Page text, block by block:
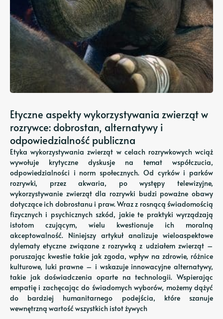
Etyczne aspekty wykorzystywania zwierząt w
rozrywce: dobrostan, alternatywy i
odpowiedzialność publiczna
Etyka wykorzystywania zwierząt w celach rozrywkowych wciąż
wywołuje krytyczne dyskusje na temat współczucia,
odpowiedzialności i norm społecznych. Od cyrków i parków
rozrywki, przez akwaria, po występy telewizyjne,
wykorzystywanie zwierząt dla rozrywki budzi poważne obawy
dotyczące ich dobrostanu i praw. Wraz z rosnącą świadomością
fizycznych i psychicznych szkód, jakie te praktyki wyrządzają
istotom czującym, wielu kwestionuje ich moralną
akceptowalność. Niniejszy artykuł analizuje wieloaspektowe
dylematy etyczne związane z rozrywką z udziałem zwierząt –
poruszając kwestie takie jak zgoda, wpływ na zdrowie, różnice
kulturowe, luki prawne – i wskazuje innowacyjne alternatywy,
takie jak doświadczenia oparte na technologii. Wspierając
empatię i zachęcając do świadomych wyborów, możemy dążyć
do bardziej humanitarnego podejścia, które szanuje
wewnętrzną wartość wszystkich istot żywych